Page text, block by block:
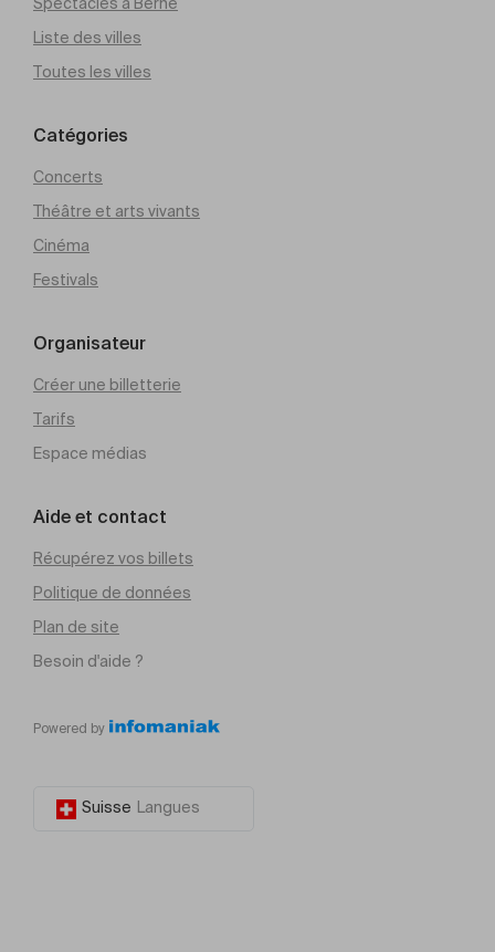
Spectacles à Berne
Liste des villes
Toutes les villes
Catégories
Concerts
Théâtre et arts vivants
Cinéma
Festivals
Organisateur
Créer une billetterie
Tarifs
Espace médias
Aide et contact
Récupérez vos billets
Politique de données
Plan de site
Besoin d'aide ?
Powered by
Suisse Langues